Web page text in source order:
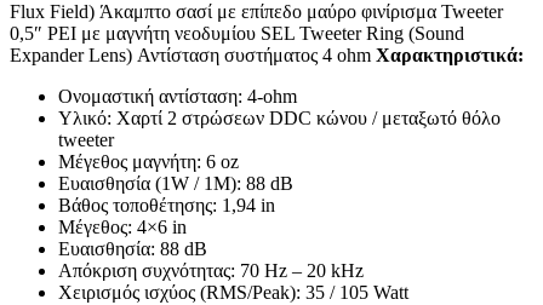
Flux Field) Άκαμπτο σασί με επίπεδο μαύρο φινίρισμα Tweeter
0,5″ PEI με μαγνήτη νεοδυμίου SEL Tweeter Ring (Sound
Expander Lens) Αντίσταση συστήματος 4 ohm Χαρακτηριστικά:
Ονομαστική αντίσταση: 4-ohm
Υλικό: Χαρτί 2 στρώσεων DDC κώνου / μεταξωτό θόλο
tweeter
Μέγεθος μαγνήτη: 6 oz
Ευαισθησία (1W / 1M): 88 dB
Βάθος τοποθέτησης: 1,94 in
Μέγεθος: 4×6 in
Ευαισθησία: 88 dB
Απόκριση συχνότητας: 70 Hz – 20 kHz
Χειρισμός ισχύος (RMS/Peak): 35 / 105 Watt